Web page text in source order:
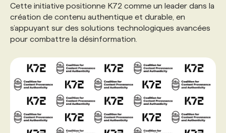
Cette initiative positionne K72 comme un leader dans la
création de contenu authentique et durable, en
s’appuyant sur des solutions technologiques avancées
pour combattre la désinformation.